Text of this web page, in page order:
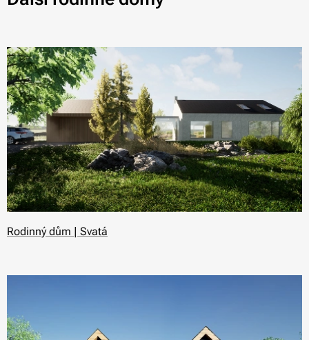
Rodinný dům | Svatá